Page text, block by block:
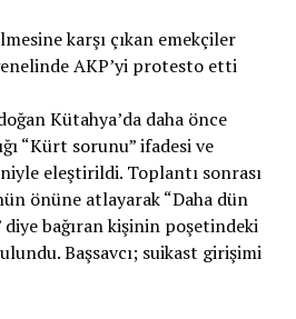
karşı çıkan emekçiler
AKP’yi protesto etti
Kütahya’da daha önce
“Kürt sorunu” ifadesi ve
eleştirildi. Toplantı sonrası
önüne atlayarak “Daha dün
bağıran kişinin poşetindeki
Başsavcı; suikast girişimi